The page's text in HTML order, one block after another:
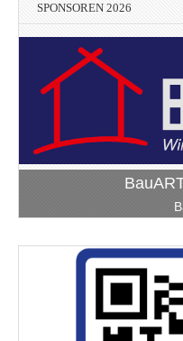
SPONSOREN 2026
BauART Hockenheim